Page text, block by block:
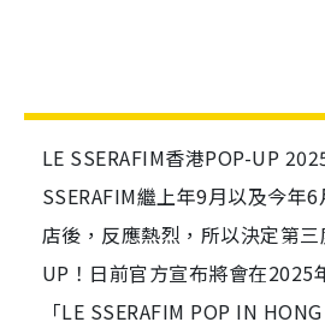
LE SSERAFIM香港POP-UP
SSERAFIM繼上年9月以及今年
店後，反應熱烈，所以決定第
UP！日前官方宣布將會在2025
「LE SSERAFIM POP IN